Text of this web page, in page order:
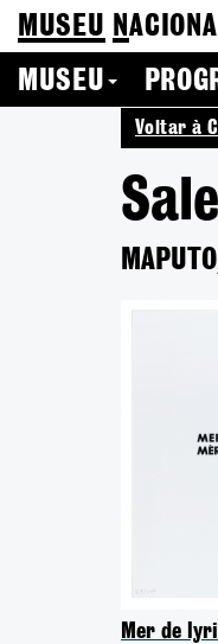
MUSEU N
MUSEU
Voltar à
Mer de